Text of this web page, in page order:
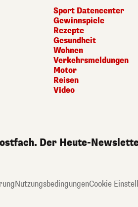
Sport Datencenter
Gewinnspiele
Rezepte
Gesundheit
Wohnen
Verkehrsmeldungen
Motor
Reisen
Video
Der Heute-
NutzungsbedingungenCookie